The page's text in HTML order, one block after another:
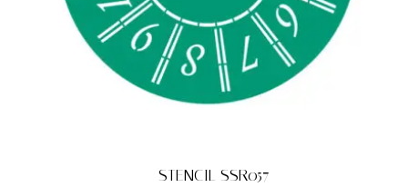
STENCIL SSR057